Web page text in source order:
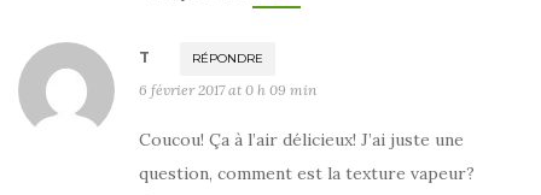
T RÉPONDRE
6 février 2017 at 0 h 09 min
Coucou! Ça à l’air délicieux! J’ai juste une
question, comment est la texture vapeur?